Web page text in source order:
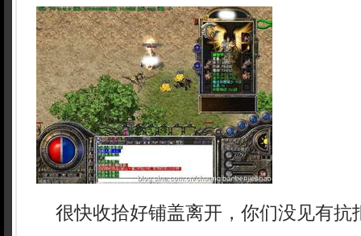
很快收拾好铺盖离开，你们没见有抗